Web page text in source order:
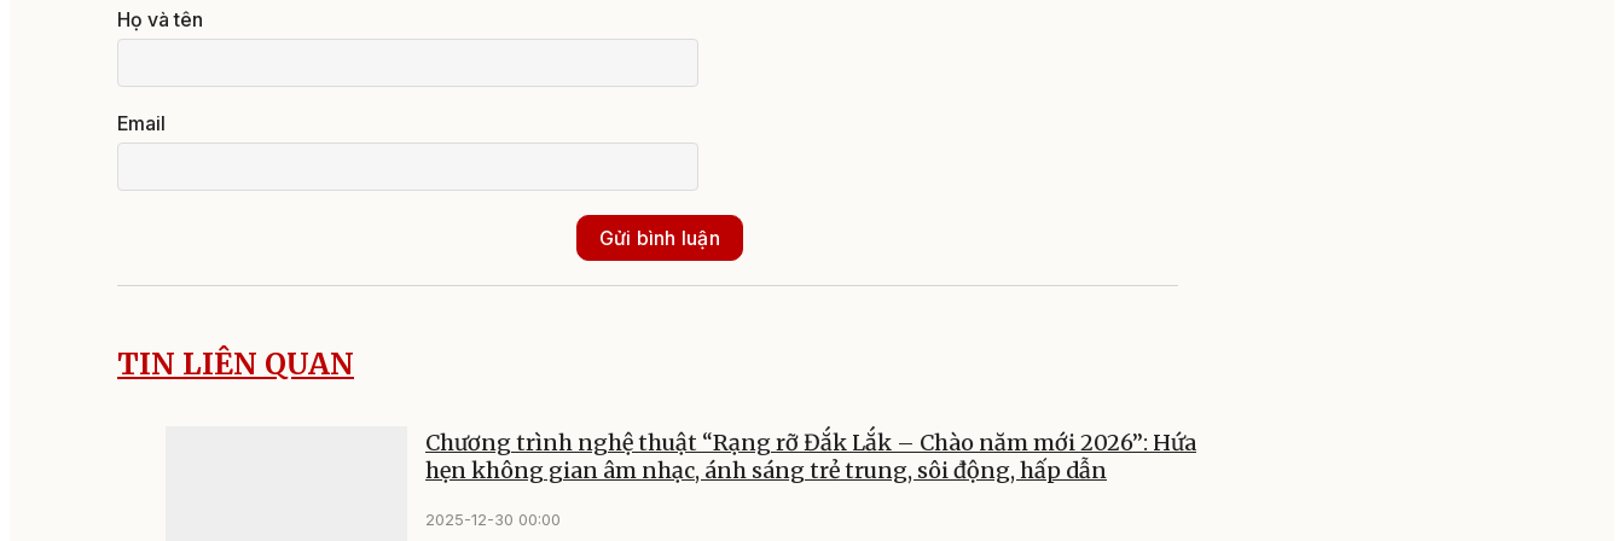
Họ và tên
Email
Gửi bình luận
TIN LIÊN QUAN
Chương trình nghệ thuật “Rạng rỡ Đắk Lắk – Chào năm mới 2026”: Hứa
hẹn không gian âm nhạc, ánh sáng trẻ trung, sôi động, hấp dẫn
2025-12-30 00:00